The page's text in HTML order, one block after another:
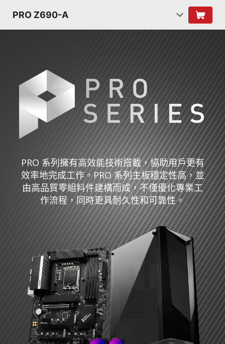
PRO Z690-A
PRO 系列擁有高效能技術搭載，協助用戶更有
效率地完成工作。PRO 系列主板穩定性高，並
由高品質零組料件建構而成，不僅優化專業工
作流程，同時更具耐久性和可靠性。